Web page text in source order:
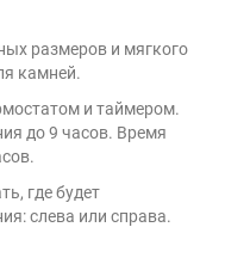
размеров и мягкого
камней.
и таймером.
до 9 часов. Время
где будет
слева или справа.